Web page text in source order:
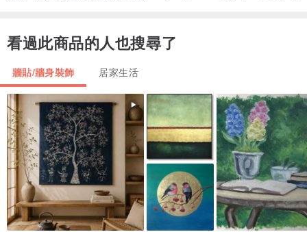
看過此商品的人也搜尋了
牆貼/牆身裝飾 居家生活